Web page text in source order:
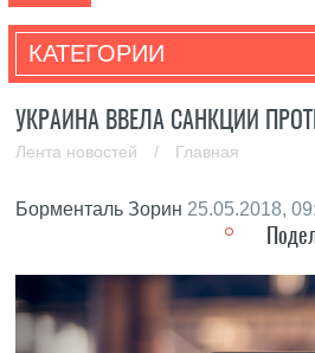
КАТЕГОРИИ
УКРАИНА ВВЕЛА САНКЦИИ
Лента новостей
/ Главная
Борменталь Зорин 25.05.2018,